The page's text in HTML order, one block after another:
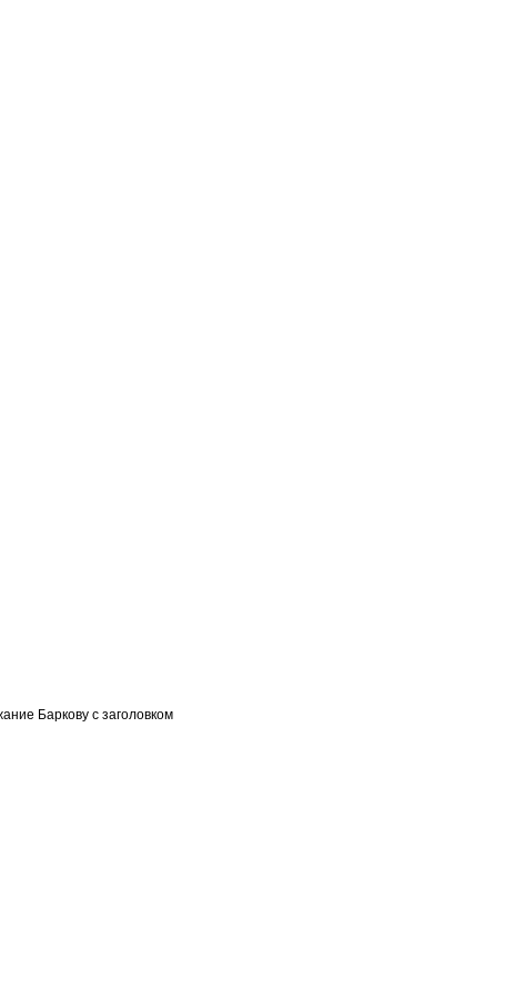
Баркову с заголовком